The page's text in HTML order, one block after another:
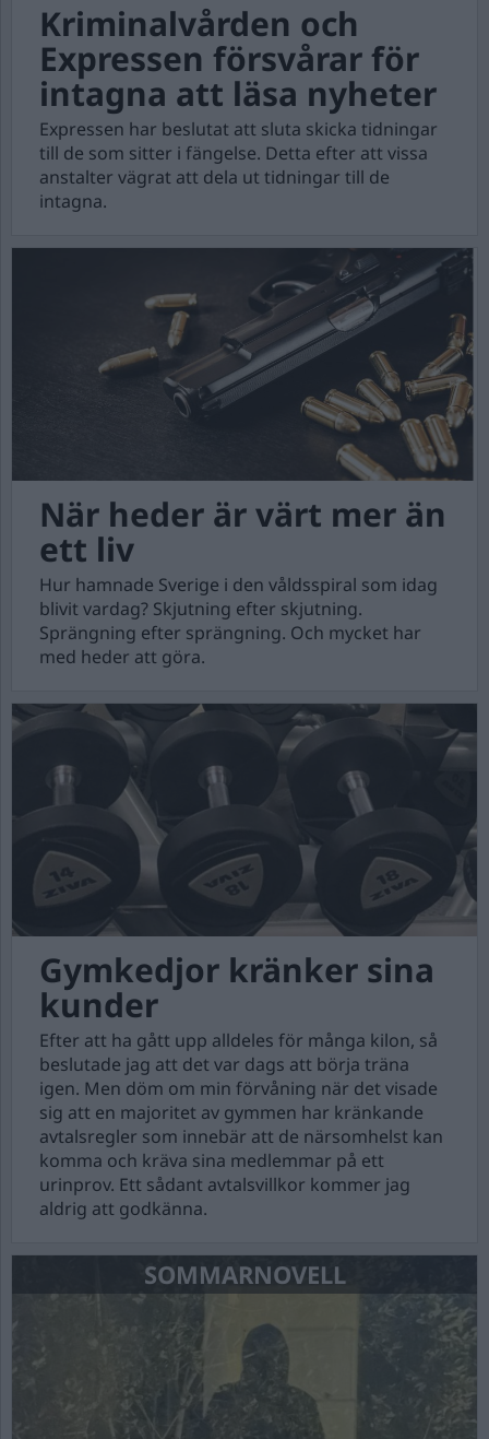
Kriminalvården och
Expressen försvårar för
intagna att läsa nyheter
Expressen har beslutat att sluta skicka tidningar
till de som sitter i fängelse. Detta efter att vissa
anstalter vägrat att dela ut tidningar till de
intagna.
När heder är värt mer än
ett liv
Hur hamnade Sverige i den våldsspiral som idag
blivit vardag? Skjutning efter skjutning.
Sprängning efter sprängning. Och mycket har
med heder att göra.
Gymkedjor kränker sina
kunder
Efter att ha gått upp alldeles för många kilon, så
beslutade jag att det var dags att börja träna
igen. Men döm om min förvåning när det visade
sig att en majoritet av gymmen har kränkande
avtalsregler som innebär att de närsomhelst kan
komma och kräva sina medlemmar på ett
urinprov. Ett sådant avtalsvillkor kommer jag
aldrig att godkänna.
SOMMARNOVELL